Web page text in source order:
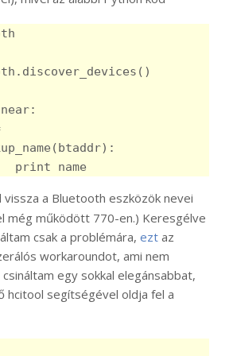
vissza a Bluetooth eszközök nevei
még működött 770-en.) Keresgélve
csak a problémára, ezt az
workaroundot, ami nem
egy sokkal elegánsabbat,
hcitool segítségével oldja fel a